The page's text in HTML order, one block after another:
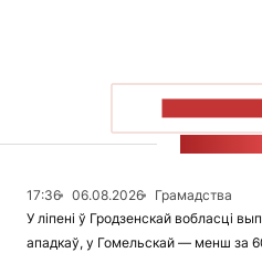
17:36 06.08.2026
Грамадства
У ліпені ў Гродзенскай вобласці
ападкаў, у Гомельскай — менш за